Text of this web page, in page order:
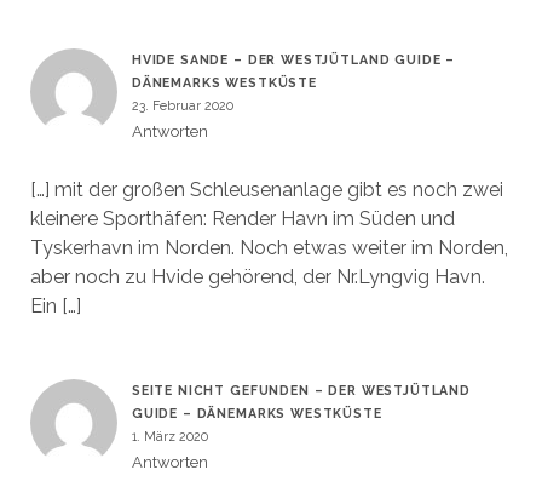
HVIDE SANDE – DER WESTJÜTLAND GUIDE –
DÄNEMARKS WESTKÜSTE
23. Februar 2020
Antworten
[…] mit der großen Schleusenanlage gibt es noch zwei
kleinere Sporthäfen: Render Havn im Süden und
Tyskerhavn im Norden. Noch etwas weiter im Norden,
aber noch zu Hvide gehörend, der Nr.Lyngvig Havn.
Ein […]
SEITE NICHT GEFUNDEN – DER WESTJÜTLAND
GUIDE – DÄNEMARKS WESTKÜSTE
1. März 2020
Antworten